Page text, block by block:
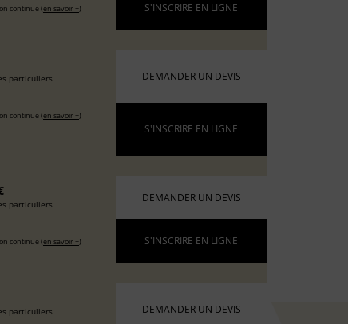
continue (en savoir +) S'INSCRIRE EN LIGNE
particuliers
continue (en savoir +)
DEMANDER UN DEVIS
S'INSCRIRE EN LIGNE
particuliers
continue (en savoir +)
DEMANDER UN DEVIS
S'INSCRIRE EN LIGNE
particuliers DEMANDER UN DEVIS